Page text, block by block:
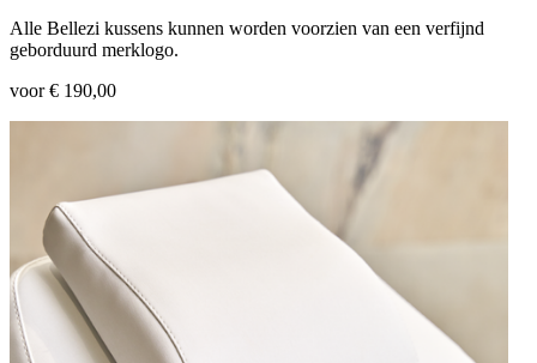
Alle Bellezi kussens kunnen worden voorzien van een verfijnd
geborduurd merklogo.
voor € 190,00